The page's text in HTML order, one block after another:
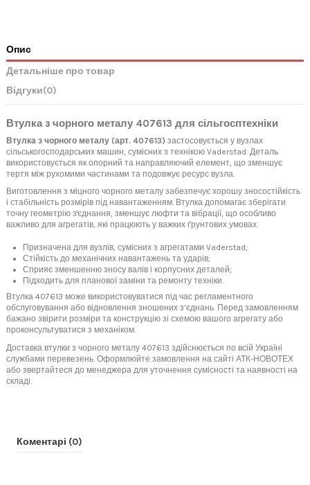
Опис
Детальніше про товар
Відгуки(0)
Втулка з чорного металу 407613 для сільгосптехніки
Втулка з чорного металу (арт. 407613) застосовується у вузлах
сільськогосподарських машин, сумісних з технікою Vaderstad. Деталь
використовується як опорний та направляючий елемент, що зменшує
тертя між рухомими частинами та подовжує ресурс вузла.
Виготовлення з міцного чорного металу забезпечує хорошу зносостійкість
і стабільність розмірів під навантаженням. Втулка допомагає зберігати
точну геометрію з'єднання, зменшує люфти та вібрації, що особливо
важливо для агрегатів, які працюють у важких ґрунтових умовах.
Призначена для вузлів, сумісних з агрегатами Vaderstad;
Стійкість до механічних навантажень та ударів;
Сприяє зменшенню зносу валів і корпусних деталей;
Підходить для планової заміни та ремонту техніки.
Втулка 407613 може використовуватися під час регламентного
обслуговування або відновлення зношених з’єднань. Перед замовленням
бажано звірити розміри та конструкцію зі схемою вашого агрегату або
проконсультуватися з механіком.
Доставка втулки з чорного металу 407613 здійснюється по всій Україні
службами перевезень. Оформлюйте замовлення на сайті АТК-НОВОТЕХ
або звертайтеся до менеджера для уточнення сумісності та наявності на
складі.
Коментарі (0)